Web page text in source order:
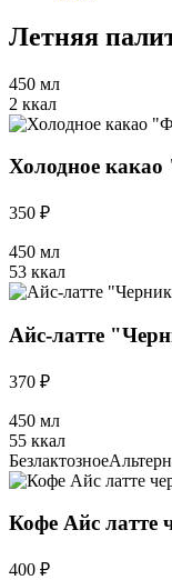
Летняя
450 мл
2 ккал
Холодное
350 ₽
450 мл
53 ккал
Айс-латте
370 ₽
450 мл
55 ккал
Безлактозное
Кофе Айс латте
400 ₽